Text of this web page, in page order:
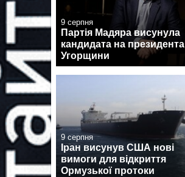
9 серпня
Партія Мадяра висунула
кандидата на президента
Угорщини
9 серпня
Іран висунув США нові
вимоги для відкриття
Ормузької протоки